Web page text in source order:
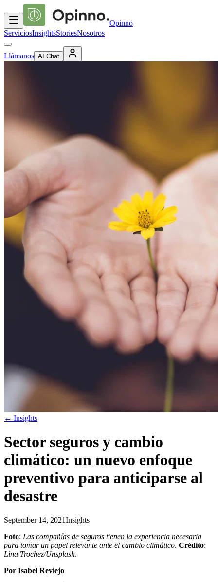
Opinno
ServiciosInsightsStoriesNosotros
Llámanos AI Chat
← Insights
Sector seguros y cambio
climático: un nuevo enfoque
preventivo para anticiparse al
desastre
September 14, 2021Insights
Foto: Las compañías de seguros tienen la experiencia necesaria
para tomar un papel relevante ante el cambio climático. Crédito:
Lina Trochez/Unsplash.
Por Isabel Reviejo